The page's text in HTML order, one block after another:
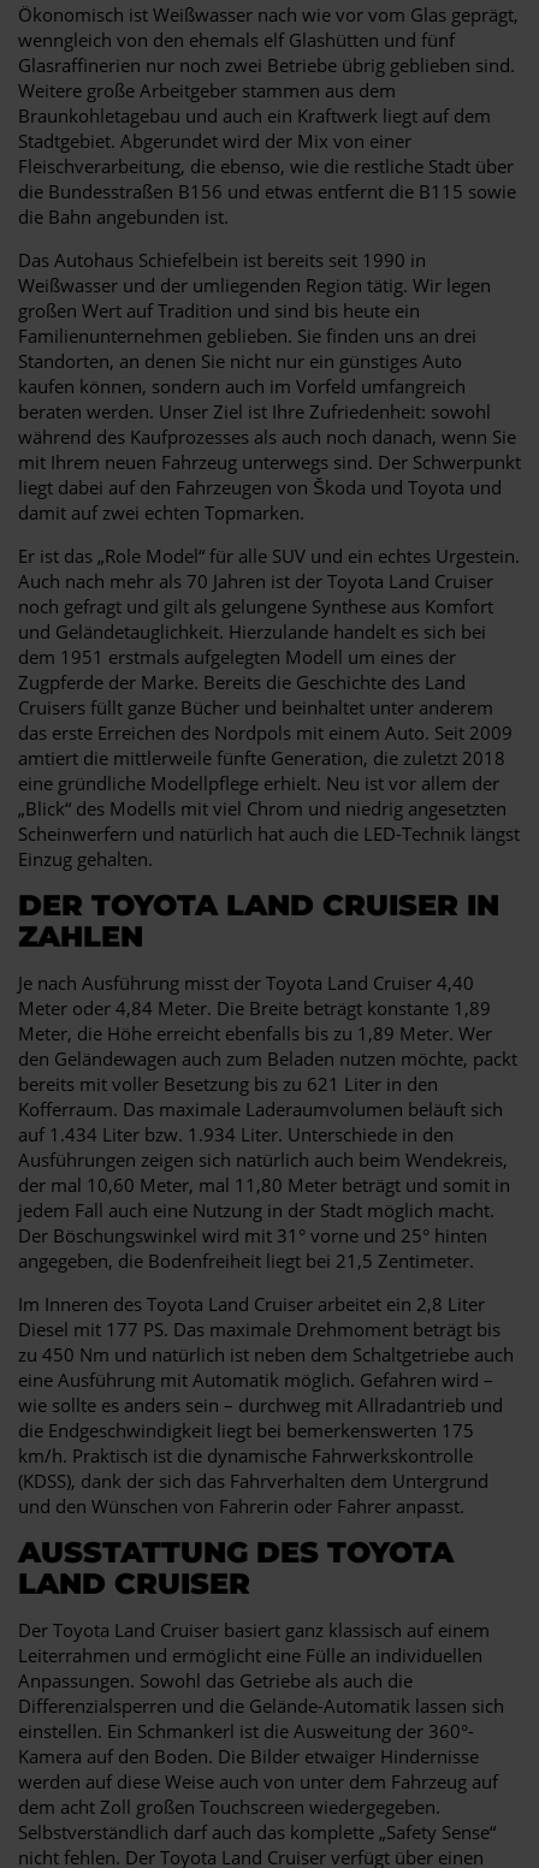
Ökonomisch ist Weißwasser nach wie vor vom Glas geprägt,
wenngleich von den ehemals elf Glashütten und fünf
Glasraffinerien nur noch zwei Betriebe übrig geblieben sind.
Weitere große Arbeitgeber stammen aus dem
Braunkohletagebau und auch ein Kraftwerk liegt auf dem
Stadtgebiet. Abgerundet wird der Mix von einer
Fleischverarbeitung, die ebenso, wie die restliche Stadt über
die Bundesstraßen B156 und etwas entfernt die B115 sowie
die Bahn angebunden ist.
Das Autohaus Schiefelbein ist bereits seit 1990 in
Weißwasser und der umliegenden Region tätig. Wir legen
großen Wert auf Tradition und sind bis heute ein
Familienunternehmen geblieben. Sie finden uns an drei
Standorten, an denen Sie nicht nur ein günstiges Auto
kaufen können, sondern auch im Vorfeld umfangreich
beraten werden. Unser Ziel ist Ihre Zufriedenheit: sowohl
während des Kaufprozesses als auch noch danach, wenn Sie
mit Ihrem neuen Fahrzeug unterwegs sind. Der Schwerpunkt
liegt dabei auf den Fahrzeugen von Škoda und Toyota und
damit auf zwei echten Topmarken.
Er ist das „Role Model“ für alle SUV und ein echtes Urgestein.
Auch nach mehr als 70 Jahren ist der Toyota Land Cruiser
noch gefragt und gilt als gelungene Synthese aus Komfort
und Geländetauglichkeit. Hierzulande handelt es sich bei
dem 1951 erstmals aufgelegten Modell um eines der
Zugpferde der Marke. Bereits die Geschichte des Land
Cruisers füllt ganze Bücher und beinhaltet unter anderem
das erste Erreichen des Nordpols mit einem Auto. Seit 2009
amtiert die mittlerweile fünfte Generation, die zuletzt 2018
eine gründliche Modellpflege erhielt. Neu ist vor allem der
„Blick“ des Modells mit viel Chrom und niedrig angesetzten
Scheinwerfern und natürlich hat auch die LED-Technik längst
Einzug gehalten.
DER TOYOTA LAND CRUISER IN
ZAHLEN
Je nach Ausführung misst der Toyota Land Cruiser 4,40
Meter oder 4,84 Meter. Die Breite beträgt konstante 1,89
Meter, die Höhe erreicht ebenfalls bis zu 1,89 Meter. Wer
den Geländewagen auch zum Beladen nutzen möchte, packt
bereits mit voller Besetzung bis zu 621 Liter in den
Kofferraum. Das maximale Laderaumvolumen beläuft sich
auf 1.434 Liter bzw. 1.934 Liter. Unterschiede in den
Ausführungen zeigen sich natürlich auch beim Wendekreis,
der mal 10,60 Meter, mal 11,80 Meter beträgt und somit in
jedem Fall auch eine Nutzung in der Stadt möglich macht.
Der Böschungswinkel wird mit 31° vorne und 25° hinten
angegeben, die Bodenfreiheit liegt bei 21,5 Zentimeter.
Im Inneren des Toyota Land Cruiser arbeitet ein 2,8 Liter
Diesel mit 177 PS. Das maximale Drehmoment beträgt bis
zu 450 Nm und natürlich ist neben dem Schaltgetriebe auch
eine Ausführung mit Automatik möglich. Gefahren wird –
wie sollte es anders sein – durchweg mit Allradantrieb und
die Endgeschwindigkeit liegt bei bemerkenswerten 175
km/h. Praktisch ist die dynamische Fahrwerkskontrolle
(KDSS), dank der sich das Fahrverhalten dem Untergrund
und den Wünschen von Fahrerin oder Fahrer anpasst.
AUSSTATTUNG DES TOYOTA
LAND CRUISER
Der Toyota Land Cruiser basiert ganz klassisch auf einem
Leiterrahmen und ermöglicht eine Fülle an individuellen
Anpassungen. Sowohl das Getriebe als auch die
Differenzialsperren und die Gelände-Automatik lassen sich
einstellen. Ein Schmankerl ist die Ausweitung der 360°-
Kamera auf den Boden. Die Bilder etwaiger Hindernisse
werden auf diese Weise auch von unter dem Fahrzeug auf
dem acht Zoll großen Touchscreen wiedergegeben.
Selbstverständlich darf auch das komplette „Safety Sense“
nicht fehlen. Der Toyota Land Cruiser verfügt über einen